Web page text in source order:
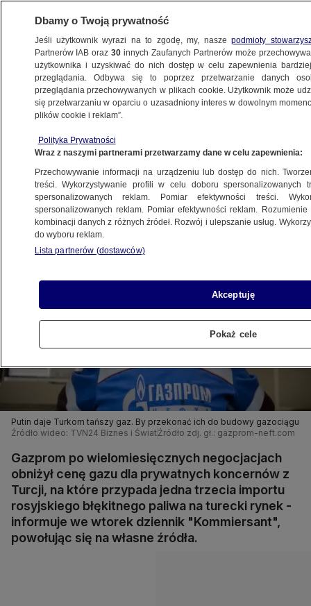
BIZNES
ZE ŚWIATA
By przekonać ich do budowy gazociągu
5.05.2015, 14:30
Udostępnij
Putin daje Turkom tańszy gaz. By przekonać ich do budowy gazociągu
Źródło wideo: TVN24 Biznes i ŚwiatŹródło zdj. gł.: gazprom-neft.com
Gazprom po wielomiesięcznych negocjacjach
obniżył cenę gazu dla prywatnych koncernów z
Turcji, na które przypada jedna trzecia importu
rosyjskiego błękitnego paliwa na turecki rynek -
informuje we wtorek dziennik "Kommiersant",
powołując się na własne źródła.
Dbamy o Twoją prywatność
Jeśli użytkownik wyrazi na to zgodę, my, naszepodmioty
Partnerów IAB oraz30 innych Zaufanych Partnerów może
użytkownika i uzyskiwać do nich dostęp w celu zapewnienia
przeglądania. Odbywa się to poprzez przetwarzanie danych
przeglądania przechowywanych w plikach cookie. Użytkownik może
się przetwarzaniu w oparciu o uzasadniony interes w dowolnym
plików cookie i reklam”.
Polityka Prywatności
Wraz z naszymi partnerami przetwarzamy dane w celu zapewnienia:
Przechowywanie informacji na urządzeniu lub dostęp do nich.
treści. Wykorzystywanie profili w celu doboru spersonalizowanych
spersonalizowanych reklam. Pomiar efektywności treści.
spersonalizowanych reklam. Pomiar efektywności reklam.
kombinacji danych z różnych źródeł. Rozwój i ulepszanie usług.
do wyboru reklam.
Lista partnerów (dostawców)
Akceptuję
Pokaż cele